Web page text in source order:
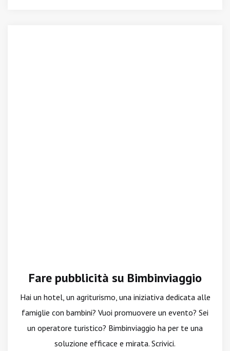
Fare pubblicità su Bimbinviaggio
Hai un hotel, un agriturismo, una iniziativa dedicata alle
famiglie con bambini? Vuoi promuovere un evento? Sei
un operatore turistico? Bimbinviaggio ha per te una
soluzione efficace e mirata. Scrivici.